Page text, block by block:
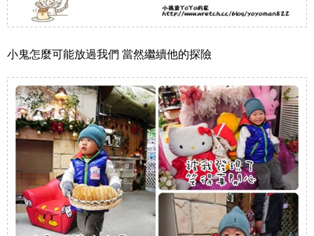
小鬼怎麼可能放過我們 當然繼續他的探險